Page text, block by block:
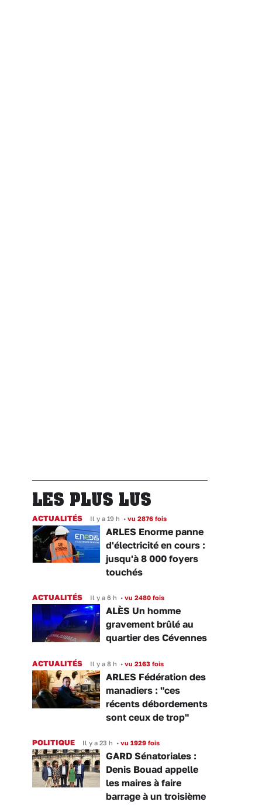
LES PLUS LUS
ACTUALITÉS Il y a 19 h • vu 2876 fois
ARLES Enorme panne
d'électricité en cours :
jusqu'à 8 000 foyers
touchés
ACTUALITÉS Il y a 6 h • vu 2480 fois
ALÈS Un homme
gravement brûlé au
quartier des Cévennes
ACTUALITÉS Il y a 8 h • vu 2163 fois
ARLES Fédération des
manadiers : "ces
récents débordements
sont ceux de trop"
POLITIQUE Il y a 23 h • vu 1929 fois
GARD Sénatoriales :
Denis Bouad appelle
les maires à faire
barrage à un troisième